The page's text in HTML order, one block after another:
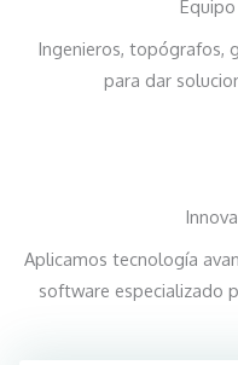
Ingenieros, topógrafos,
para dar
Aplicamos tecnología
software especializado